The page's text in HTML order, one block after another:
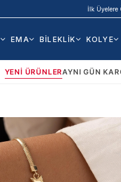
İlk Üyelere
EMA BİLEKLİK KOLYE
YENI ÜRÜNLERAYNI GÜN